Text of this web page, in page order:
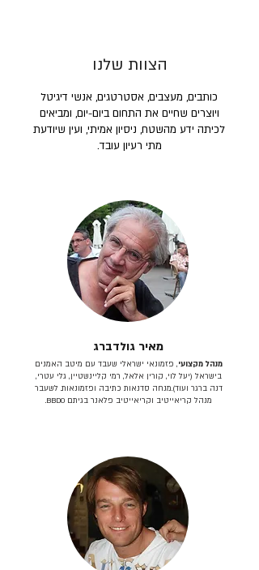
הצוות שלנו
כותבים, מעצבים, אסטרטגים, אנשי דיגיטל
ויוצרים שחיים את התחום ביום-יום, ומביאים
לכיתה ידע מהשטח, ניסיון אמיתי, ועין שיודעת
מתי רעיון עובד.
מאיר גולדברג
מנהל מקצועי, פזמונאי ישראלי שעבד עם מיטב האמנים
בישראל (יעל לוי, קורין אלאל, רמי קליינשטיין, גלי עטרי,
דנה ברגר ועוד).מנחה סדנאות כתיבה ופזמונאות. לשעבר
מנהל קריאייטיב וקריאייטיב פלאנר בגיתם BBDO.